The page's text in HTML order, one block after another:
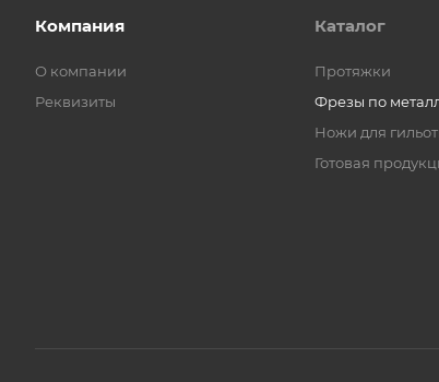
Компания
О компании
Реквизиты
Каталог
Протяжки
Фрезы по
Ножи для
Готовая